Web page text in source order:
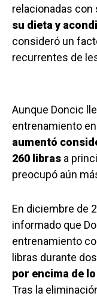
relacionadas
su dieta y
consideró un
recurrentes de
Aunque Doncic
entrenamiento
aumentó
260 libras a
preocupó aún
En diciembre de
informado que
entrenamiento
libras durante
por encima de
Tras la